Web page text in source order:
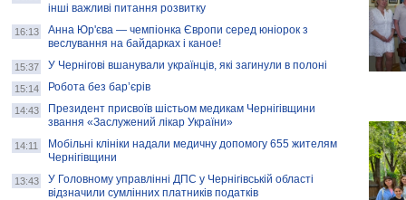
навчальний проєкт "Молодіжна бізнес-
школа", спрямований на розвиток
підприємництва у Чернігівській області
Золота тварина: видання Forbes
написало про чернігівця Патрона: хто і
скільки на ньому заробляє? І куди
витрачають?
інші важливі питання розвитку
16:13
Анна Юр'єва — чемпіонка Європи серед юніорок з
веслування на байдарках і каное!
15:37 У Чернігові вшанували українців, які загинули в полоні
15:14 Робота без бар’єрів
14:43
Президент присвоїв шістьом медикам Чернігівщини
звання «Заслужений лікар України»
14:11
Мобільні клініки надали медичну допомогу 655 жителям
Чернігівщини
13:43
У Головному управлінні ДПС у Чернігівській області
відзначили сумлінних платників податків